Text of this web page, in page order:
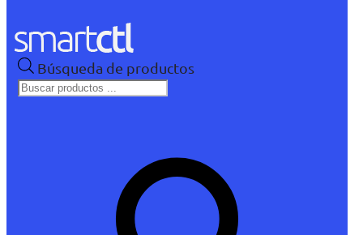
Búsqueda de productos